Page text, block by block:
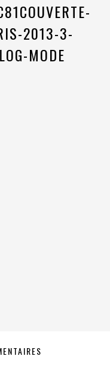
2013-3-
MODE